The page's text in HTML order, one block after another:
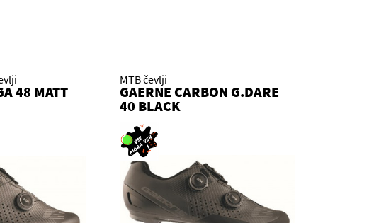
48 MATT
MTB čevlji
GAERNE CARBON G.DARE
40 BLACK